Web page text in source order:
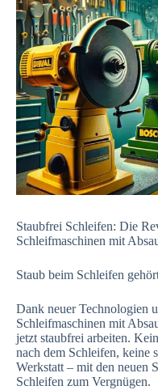
Staubfrei Schleifen: Die
Schleifmaschinen mit
Staub beim Schleifen
Dank neuer Technologien
Schleifmaschinen mit
jetzt staubfrei arbeiten.
nach dem Schleifen, keine
Werkstatt – mit den neuen
Schleifen zum Vergnügen.